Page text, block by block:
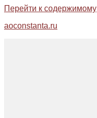
Перейти к содержимому
aoconstanta.ru